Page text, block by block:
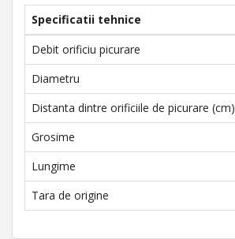
Specificatii tehnice
Debit orificiu picurare
Diametru
Distanta dintre orificiile de picurare (cm)
Grosime
Lungime
Tara de origine